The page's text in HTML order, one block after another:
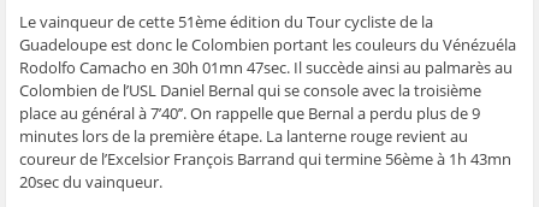
e
n
ê
r
e
)
n
ê
t
e
)
e
n
ê
t
r
e
)
t
r
e
l
e
f
n
ê
t
r
e
)
Le vainqueur de cette 51ème édition du Tour cycliste de la
Guadeloupe est donc le Colombien portant les couleurs du Vénézuéla
Rodolfo Camacho en 30h 01mn 47sec. Il succède ainsi au palmarès au
Colombien de l’USL Daniel Bernal qui se console avec la troisième
place au général à 7’40’’. On rappelle que Bernal a perdu plus de 9
minutes lors de la première étape. La lanterne rouge revient au
coureur de l’Excelsior François Barrand qui termine 56ème à 1h 43mn
20sec du vainqueur.